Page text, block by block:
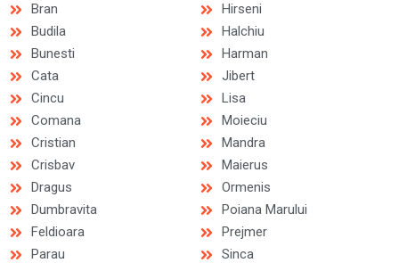
Bran
Budila
Bunesti
Cata
Cincu
Comana
Cristian
Crisbav
Dragus
Dumbravita
Feldioara
Hirseni
Halchiu
Harman
Jibert
Lisa
Moieciu
Mandra
Maierus
Ormenis
Poiana Marului
Prejmer
Parau
Sinca